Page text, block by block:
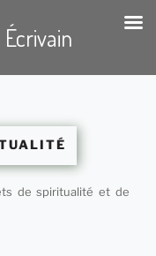
de spiritualité et de